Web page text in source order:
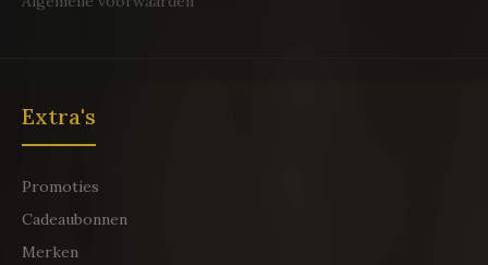
Extra's
Promoties
Cadeaubonnen
Merken